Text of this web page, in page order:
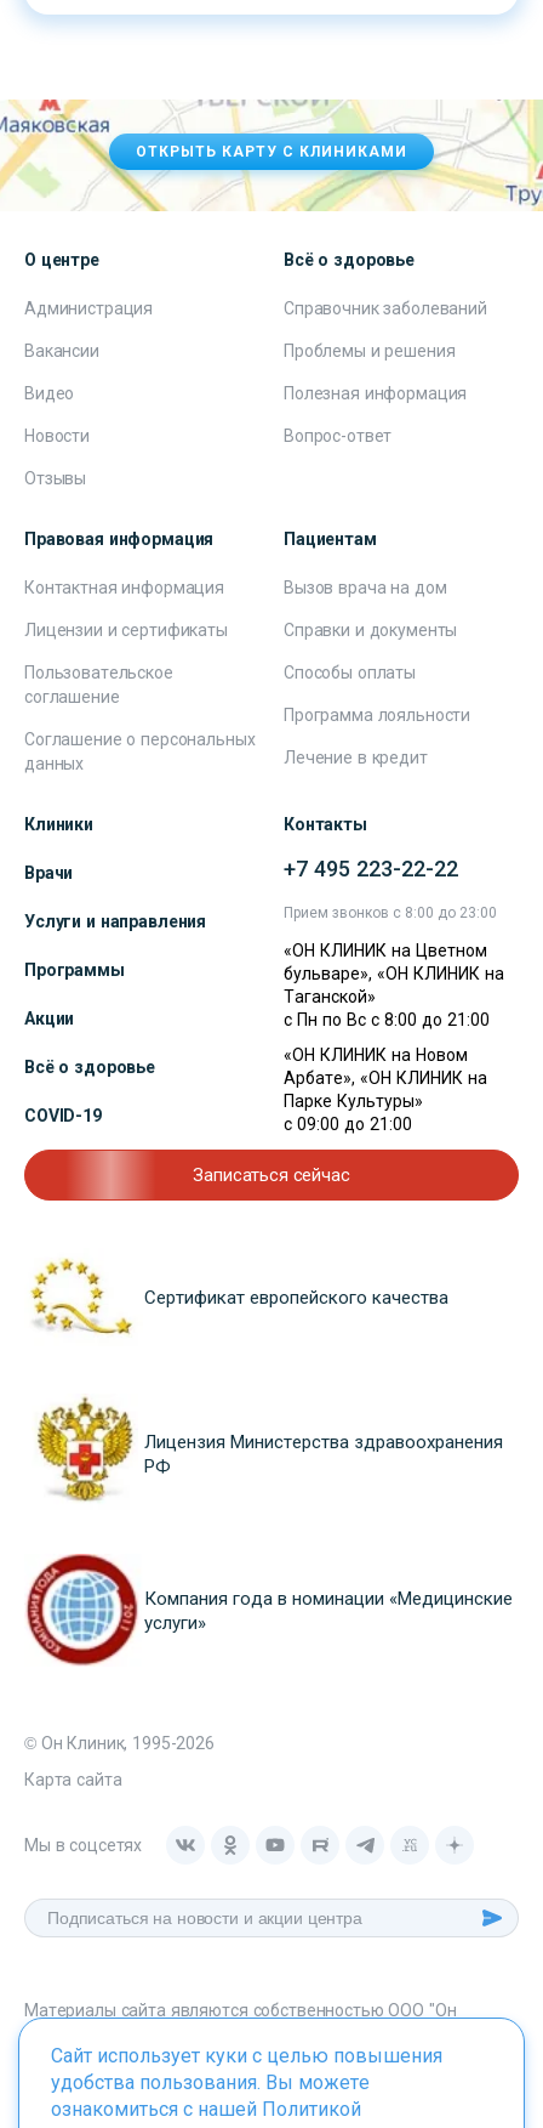
ОТКРЫТЬ КАРТУ С КЛИНИКАМИ
О центре
Администрация
Вакансии
Видео
Новости
Отзывы
Всё о здоровье
Справочник заболеваний
Проблемы и решения
Полезная информация
Вопрос-ответ
Правовая информация
Контактная информация
Лицензии и сертификаты
Пользовательское
соглашение
Соглашение о персональных
данных
Пациентам
Вызов врача на дом
Справки и документы
Способы оплаты
Программа лояльности
Лечение в кредит
Клиники
Врачи
Услуги и направления
Программы
Акции
Всё о здоровье
COVID-19
Контакты
+7 495 223-22-22
Прием звонков с 8:00 до 23:00
«ОН КЛИНИК на Цветном
бульваре», «ОН КЛИНИК на
Таганской»
с Пн по Вс с 8:00 до 21:00
«ОН КЛИНИК на Новом
Арбате», «ОН КЛИНИК на
Парке Культуры»
с 09:00 до 21:00
Записаться сейчас
Сертификат европейского качества
Лицензия Министерства здравоохранения
РФ
Компания года в номинации «Медицинские
услуги»
© Он Клиник, 1995-2026
Карта сайта
Мы в соцсетях
Материалы сайта являются собственностью ООО "Он
onclinic.ru запрещено в соответствии со статьей 1259 ГК. РФ.
Сайт использует куки с целью повышения
удобства пользования. Вы можете
ознакомиться с нашей Политикой